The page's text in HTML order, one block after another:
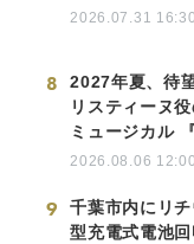
2026.07.31 16:30
8
2027年夏、待
リスティーヌ
ミュージカル
2026.08.06 12:00
9
千葉市内にリ
型充電式電池